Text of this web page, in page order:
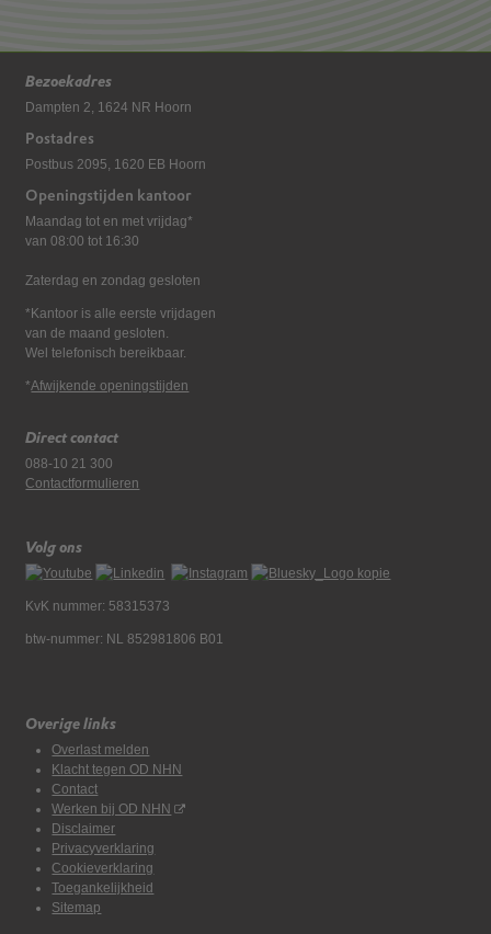
Bezoekadres
Dampten 2, 1624 NR Hoorn
Postadres
Postbus 2095, 1620 EB Hoorn
Openingstijden kantoor
Maandag tot en met vrijdag*
van 08:00 tot 16:30
Zaterdag en zondag gesloten
*Kantoor is alle eerste vrijdagen
van de maand gesloten.
Wel telefonisch bereikbaar.
*Afwijkende openingstijden
Direct contact
088-10 21 300
Contactformulieren
Volg ons
KvK nummer: 58315373
btw-nummer: NL 852981806 B01
Overige links
Overlast melden
Klacht tegen OD NHN
Contact
Werken bij OD NHN
Disclaimer
Privacyverklaring
Cookieverklaring
Toegankelijkheid
Sitemap